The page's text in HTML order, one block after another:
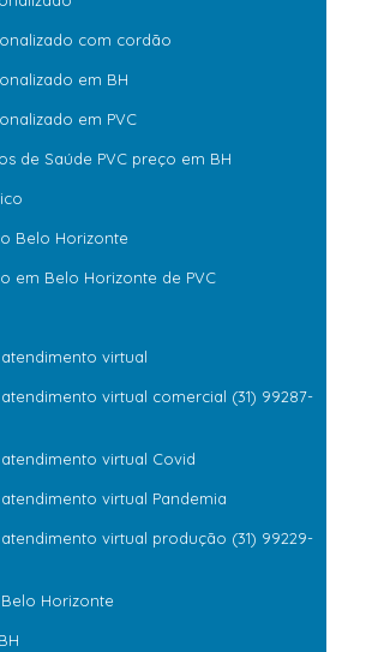
com cordão
em BH
em PVC
de Saúde PVC preço em BH
Belo Horizonte
em Belo Horizonte de PVC
atendimento virtual
atendimento virtual comercial (31) 99287-
atendimento virtual Covid
atendimento virtual Pandemia
atendimento virtual produção (31) 99229-
Horizonte